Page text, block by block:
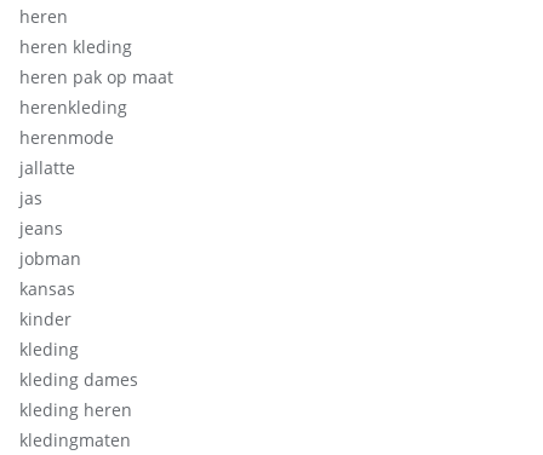
heren
heren kleding
heren pak op maat
herenkleding
herenmode
jallatte
jas
jeans
jobman
kansas
kinder
kleding
kleding dames
kleding heren
kledingmaten